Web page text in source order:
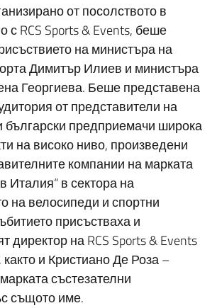
от посолството в
с RCS Sports & Events, беше
на министъра на
Димитър Илиев и министъра
Георгиева. Беше представена
от представители на
български предприемачи широка
на високо ниво, произведени
компании на марката
Италия“ в сектора на
на велосипеди и спортни
присъстваха и
директор на RCS Sports & Events
и Кристиано Де Роза –
състезателни
същото име.